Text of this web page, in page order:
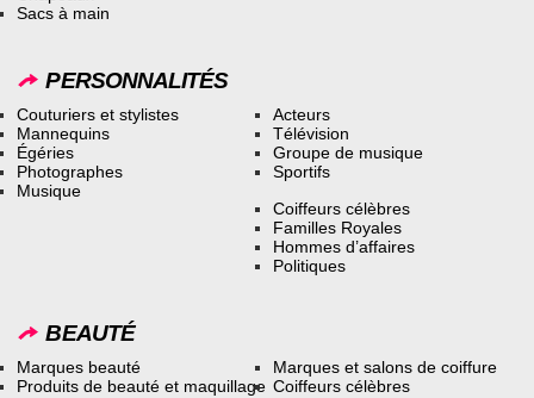
Sacs à main
PERSONNALITÉS
Couturiers et stylistes
Mannequins
Égéries
Photographes
Musique
Acteurs
Télévision
Groupe de musique
Sportifs
Coiffeurs célèbres
Familles Royales
Hommes d’affaires
Politiques
BEAUTÉ
Marques beauté
Produits de beauté et maquillage
Marques et salons de coiffure
Coiffeurs célèbres